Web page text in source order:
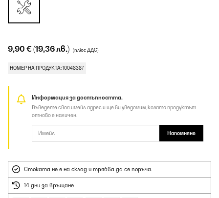
9,90 €(19,36 лв.) (плюс ДДС)
НОМЕР НА ПРОДУКТА: 10048387
Информация за достъпността.
Въведете своя имейл адрес и ще ви уведомим, когато продуктът
отново е наличен.
Напомняне
Стоката не е на склад и трябва да се поръча.
14 дни за връщане